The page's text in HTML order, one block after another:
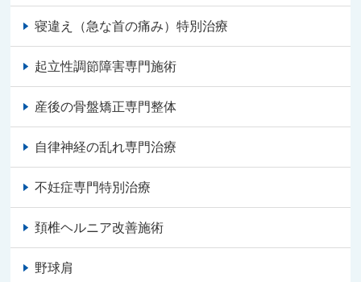
寝違え（急な首の痛み）特別治療
起立性調節障害専門施術
産後の骨盤矯正専門整体
自律神経の乱れ専門治療
不妊症専門特別治療
頚椎ヘルニア改善施術
野球肩